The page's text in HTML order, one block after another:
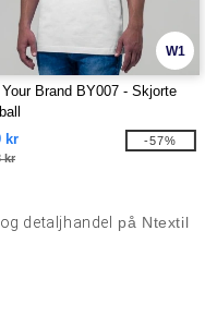
W1
Your Brand BY007 - Skjorte
kr
kr
-57%
detaljhandel
på Ntextil